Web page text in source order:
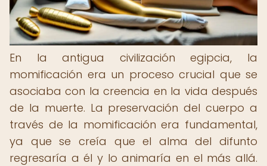
En la antigua civilización egipcia, la
momificación era un proceso crucial que se
asociaba con la creencia en la vida después
de la muerte. La preservación del cuerpo a
través de la momificación era fundamental,
ya que se creía que el alma del difunto
regresaría a él y lo animaría en el más allá.